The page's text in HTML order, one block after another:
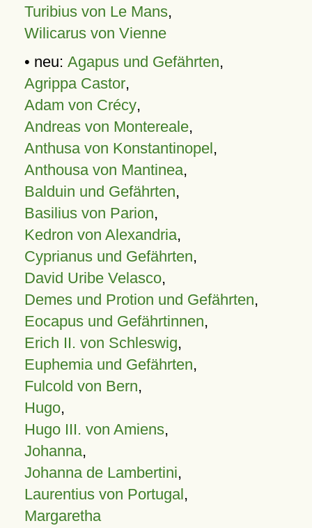
Turibius von Le Mans,
Wilicarus von Vienne
• neu: Agapus und Gefährten,
Agrippa Castor,
Adam von Crécy,
Andreas von Montereale,
Anthusa von Konstantinopel,
Anthousa von Mantinea,
Balduin und Gefährten,
Basilius von Parion,
Kedron von Alexandria,
Cyprianus und Gefährten,
David Uribe Velasco,
Demes und Protion und Gefährten,
Eocapus und Gefährtinnen,
Erich II. von Schleswig,
Euphemia und Gefährten,
Fulcold von Bern,
Hugo,
Hugo III. von Amiens,
Johanna,
Johanna de Lambertini,
Laurentius von Portugal,
Margaretha